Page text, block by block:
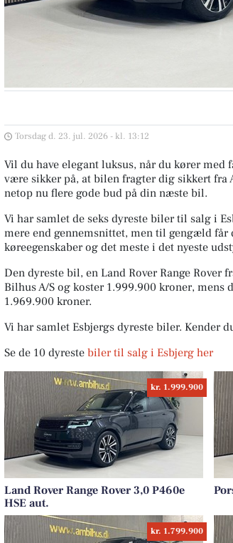
Torsdag d. 23. jul. 2026 - kl. 13:12
Vil du have elegant luksus, når du kører
være sikker på, at bilen fragter dig sikkert fra
netop nu flere gode bud på din næste bil.
Vi har samlet de seks dyreste biler til salg i
mere end gennemsnittet, men til gengæld får
køreegenskaber og det meste i det nyeste
Den dyreste bil, en Land Rover Range Rover
Bilhus A/S og koster 1.999.900 kroner, mens
1.969.900 kroner.
Vi har samlet Esbjergs dyreste biler. Kender
Se de 10 dyreste biler til salg i Esbjerg her
kr. 1.999.900
Land Rover Range Rover 3,0 P460e
HSE aut.
kr. 1.799.900